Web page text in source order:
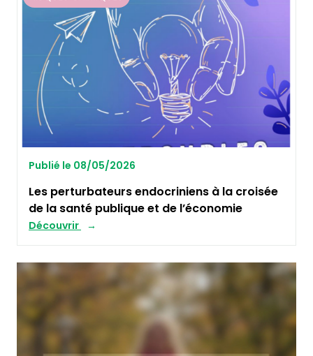
Publié le 08/05/2026
Les perturbateurs endocriniens à la croisée
de la santé publique et de l’économie
Découvrir